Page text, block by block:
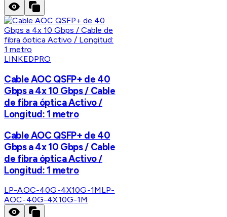
LINKEDPRO
Cable AOC QSFP+ de 40
Gbps a 4x 10 Gbps / Cable
de fibra óptica Activo /
Longitud: 1 metro
Cable AOC QSFP+ de 40
Gbps a 4x 10 Gbps / Cable
de fibra óptica Activo /
Longitud: 1 metro
LP-AOC-40G-4X10G-1MLP-
AOC-40G-4X10G-1M